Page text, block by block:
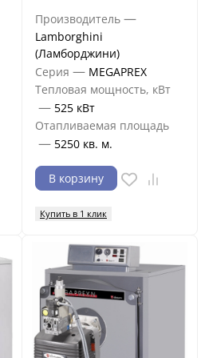
Производитель —
Lamborghini
(Ламборджини)
Серия — MEGAPREX
Тепловая мощность, кВт
— 525 кВт
Отапливаемая площадь
— 5250 кв. м.
В корзину
Купить в 1 клик